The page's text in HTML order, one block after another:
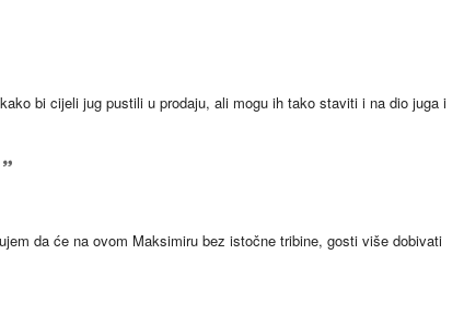
bi cijeli jug pustili u prodaju, ali mogu ih tako staviti i na dio juga i
da će na ovom Maksimiru bez istočne tribine, gosti više dobivati